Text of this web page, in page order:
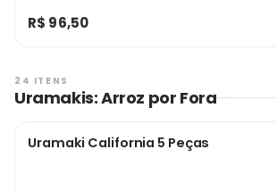
R$ 96,50
24 ITENS
Uramakis: Arroz por Fora
Uramaki California 5 Peças